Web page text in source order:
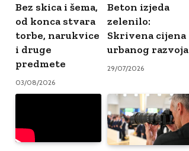
Bez skica i šema,
od konca stvara
torbe, narukvice
i druge
predmete
03/08/2026
Beton izjeda
zelenilo:
Skrivena cijena
urbanog razvoja
29/07/2026